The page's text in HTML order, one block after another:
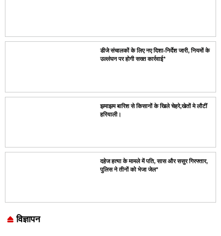
डीजे संचालकों के लिए नए दिशा-निर्देश जारी, नियमों के
उल्लंघन पर होगी सख्त कार्रवाई*
झमाझम बारिश से किसानों के खिले चेहरे,खेतों मे लौटीं
हरियाली।
दहेज हत्या के मामले में पति, सास और ससुर गिरफ्तार,
पुलिस ने तीनों को भेजा जेल*
विज्ञापन